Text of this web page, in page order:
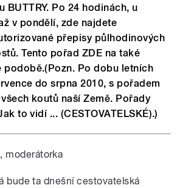
BUTTRY. Po 24 hodinách, u
v pondělí, zde najdete
přepisy půlhodinových
Tento pořad ZDE na také
podobě.(Pozn. Po dobu letních
do srpna 2010, s pořadem
koutů naší Země. Pořady
to vidí ... (CESTOVATELSKÉ).)
moderátorka
bude ta dnešní cestovatelská